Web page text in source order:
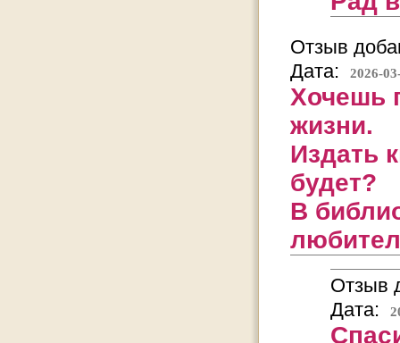
Отзыв
Дата:
2026-
Хочешь
жизни.
Издать
будет?
В
Отзыв
Дата: